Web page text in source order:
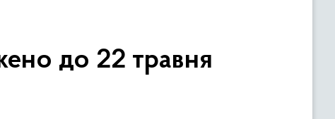
до 22 травня